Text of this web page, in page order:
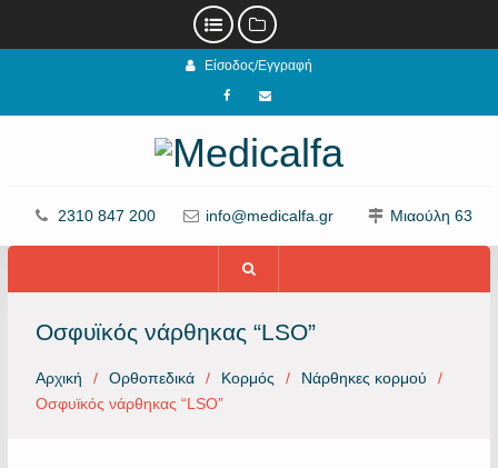
Είσοδος/Εγγραφή
Facebook
email
2310 847 200 info@medicalfa.gr Μιαούλη 63
Οσφυϊκός νάρθηκας “LSO”
Αρχική Ορθοπεδικά Κορμός
Νάρθηκες κορμού
Οσφυϊκός νάρθηκας “LSO”